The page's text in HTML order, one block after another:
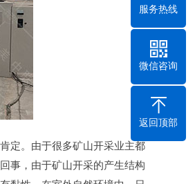
定。由于很多矿山开采业主都
事，由于矿山开采的产生结构
服务热线
微信咨询
返回顶部